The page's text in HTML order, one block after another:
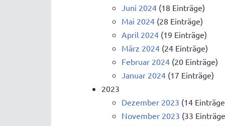
Juni 2024 (18 Einträge)
Mai 2024 (28 Einträge)
April 2024 (19 Einträge)
März 2024 (24 Einträge)
Februar 2024 (20 Einträge)
Januar 2024 (17 Einträge)
2023
Dezember 2023 (14
November 2023 (33